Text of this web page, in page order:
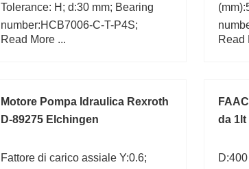
Tolerance: H; d:30 mm; Bearing
number:HCB7006-C-T-P4S;
Read More ...
d:55
Read
Motore Pompa Idraulica Rexroth
D-89275 Elchingen
Fattore di carico assiale Y:0.6;
da 1lt